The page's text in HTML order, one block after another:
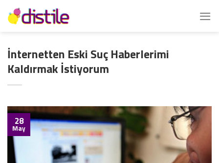
İçeriğe
atla
İnternetten Eski Suç Haberlerimi
Kaldırmak İstiyorum
28
May